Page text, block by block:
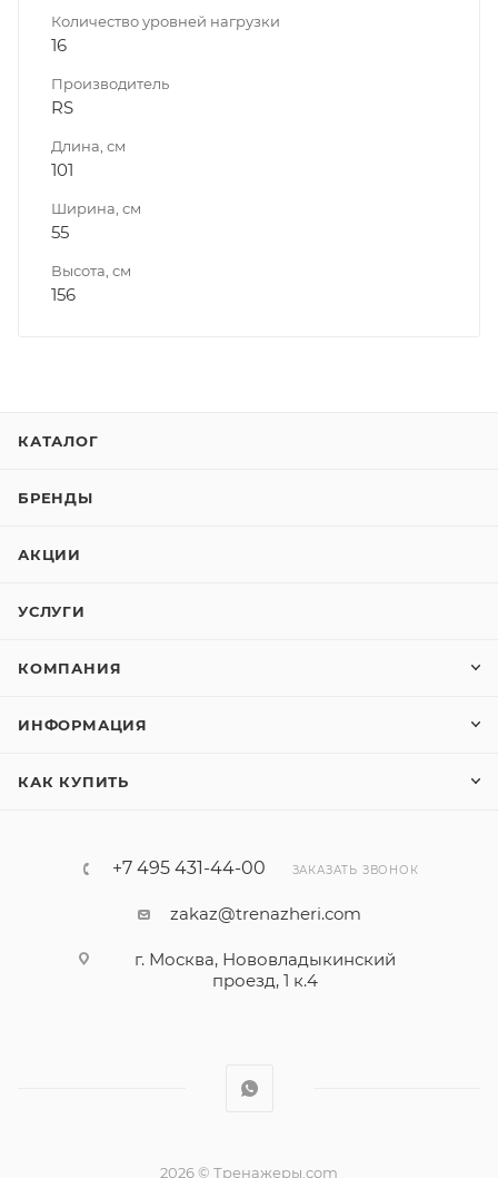
Количество уровней нагрузки
16
Производитель
RS
Длина, см
101
Ширина, см
55
Высота, см
156
КАТАЛОГ
БРЕНДЫ
АКЦИИ
УСЛУГИ
КОМПАНИЯ
ИНФОРМАЦИЯ
КАК КУПИТЬ
+7 495 431-44-00 ЗАКАЗАТЬ ЗВОНОК
zakaz@trenazheri.com
г. Москва, Нововладыкинский
проезд, 1 к.4
2026 © Тренажеры.com